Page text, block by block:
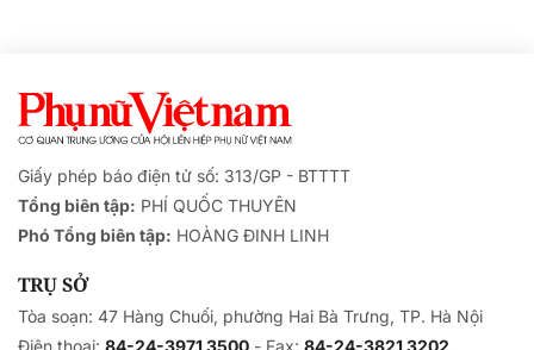
Giấy phép báo điện tử số: 313/GP - BTTTT
Tổng biên tập: PHÍ QUỐC THUYÊN
Phó Tổng biên tập: HOÀNG ĐINH LINH
TRỤ SỞ
Tòa soạn: 47 Hàng Chuối, phường Hai Bà Trưng, TP. Hà Nội